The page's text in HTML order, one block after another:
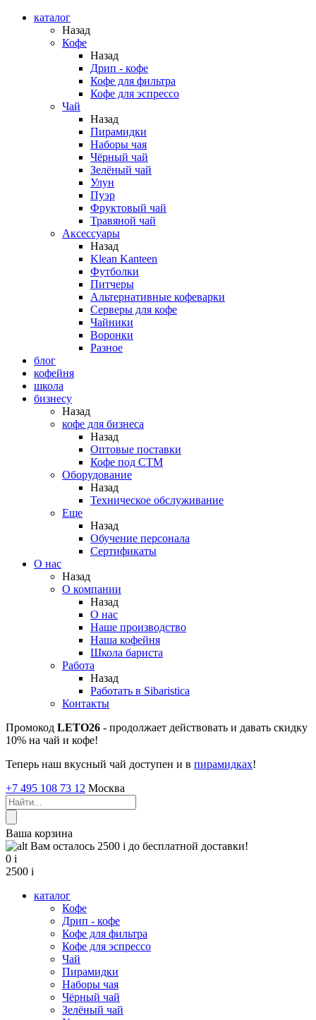
каталог
Назад
Кофе
Назад
Дрип - кофе
Кофе для фильтра
Кофе для эспрессо
Чай
Назад
Пирамидки
Наборы чая
Чёрный чай
Зелёный чай
Улун
Пуэр
Фруктовый чай
Травяной чай
Аксессуары
Назад
Klean Kanteen
Футболки
Питчеры
Альтернативные кофеварки
Серверы для кофе
Чайники
Воронки
Разное
блог
кофейня
школа
бизнесу
Назад
кофе для бизнеса
Назад
Оптовые поставки
Кофе под СТМ
Оборудование
Назад
Техническое обслуживание
Еще
Назад
Обучение персонала
Сертификаты
О нас
Назад
O компании
Назад
О нас
Наше производство
Наша кофейня
Школа бариста
Работа
Назад
Работать в Sibaristica
Контакты
Промокод LETO26 - продолжает действовать и давать скидку
10% на чай и кофе!
Теперь наш вкусный чай доступен и в пирамидках!
+7 495 108 73 12 Москва
Ваша корзина
Вам осталось 2500 i до бесплатной доставки!
0 i
2500 i
каталог
Кофе
Дрип - кофе
Кофе для фильтра
Кофе для эспрессо
Чай
Пирамидки
Наборы чая
Чёрный чай
Зелёный чай